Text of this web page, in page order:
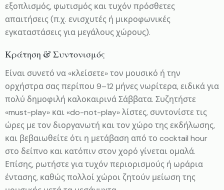
εξοπλισμός, φωτισμός και τυχόν πρόσθετες
απαιτήσεις (π.χ. ενισχυτές ή μικροφωνικές
εγκαταστάσεις για μεγάλους χώρους).
Κράτηση & Συντονισμός
Είναι συνετό να «κλείσετε» τον μουσικό ή την
ορχήστρα σας περίπου 9–12 μήνες νωρίτερα, ειδικά για
πολύ δημοφιλή καλοκαιρινά Σάββατα. Συζητήστε
«must-play» και «do-not-play» λίστες, συντονίστε τις
ώρες με τον διοργανωτή και τον χώρο της εκδήλωσης,
και βεβαιωθείτε ότι η μετάβαση από το cocktail hour
στο δείπνο και κατόπιν στον χορό γίνεται ομαλά.
Επίσης, ρωτήστε για τυχόν περιορισμούς ή ωράρια
έντασης, καθώς πολλοί χώροι ζητούν μείωση της